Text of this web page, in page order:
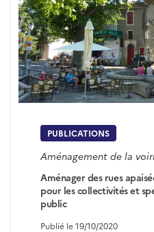
PUBLICATIONS
Aménagement de la
Aménager des rues
pour les collectivités et
public
Publié le 19/10/2020